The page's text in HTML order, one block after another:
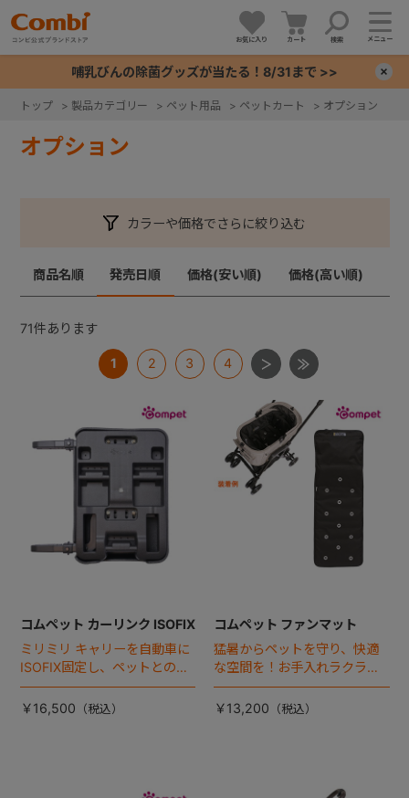
お気に入り カート 検索 メニュー
哺乳びんの除菌グッズが当たる！8/31まで >>
トップ > 製品カテゴリー > ペット用品 > ペットカート > オプション
オプション
カラーや価格でさらに絞り込む
商品名順 発売日順 価格(安い順) 価格(高い順)
71件あります
1 2 3 4
コムペット カーリンク ISOFIX
ミリミリ キャリーを自動車に
ISOFIX固定し、ペットとの車
移動をカンタン・快適に！
￥16,500
コムペット ファンマット
猛暑からペットを守り、快適
な空間を！お手入れラクラク
な「ファンマット」が登場！
￥13,200